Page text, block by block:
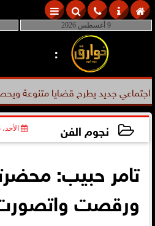
9 أغسطس 2026
:
جديد يطرح قضايا متنوعة ويحصد...
نجوم الفن الأحد، 23 مايو 2021
تامر حبيب:
ورقصت